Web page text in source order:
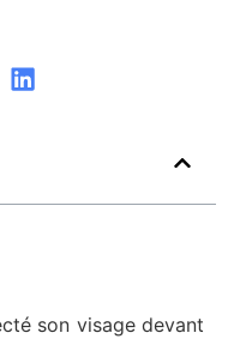
son visage devant